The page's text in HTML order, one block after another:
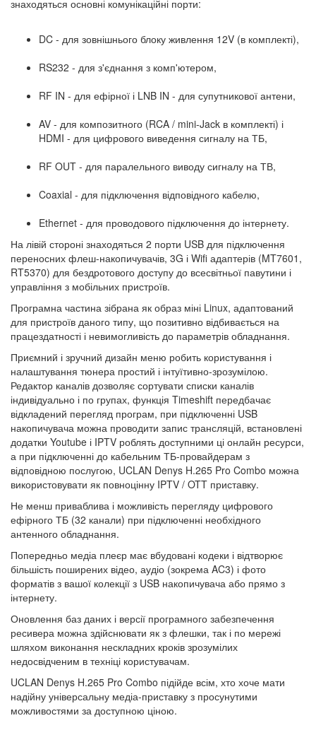
знаходяться основні комунікаційні порти:
DC - для зовнішнього блоку живлення 12V (в комплекті),
RS232 - для з'єднання з комп'ютером,
RF IN - для ефірної і LNB IN - для супутникової антени,
AV - для композитного (RCA / mini-Jack в комплекті) і
HDMI - для цифрового виведення сигналу на ТБ,
RF OUT - для паралельного виводу сигналу на ТВ,
Coaxial - для підключення відповідного кабелю,
Ethernet - для проводового підключення до інтернету.
На лівій стороні знаходяться 2 порти USB для підключення
переносних флеш-накопичувачів, 3G і Wifi адаптерів (MT7601,
RT5370) для бездротового доступу до всесвітньої павутини і
управління з мобільних пристроїв.
Програмна частина зібрана як образ міні Linux, адаптований
для пристроїв даного типу, що позитивно відбивається на
працездатності і невимогливість до параметрів обладнання.
Приємний і зручний дизайн меню робить користування і
налаштування тюнера простий і інтуїтивно-зрозумілою.
Редактор каналів дозволяє сортувати списки каналів
індивідуально і по групах, функція Timeshift передбачає
відкладений перегляд програм, при підключенні USB
накопичувача можна проводити запис трансляцій, встановлені
додатки Youtube і IPTV роблять доступними ці онлайн ресурси,
а при підключенні до кабельним ТБ-провайдерам з
відповідною послугою, UCLAN Denys H.265 Pro Combo можна
використовувати як повноцінну IPTV / OTT приставку.
Не менш приваблива і можливість перегляду цифрового
ефірного ТБ (32 канали) при підключенні необхідного
антенного обладнання.
Попередньо медіа плеєр має вбудовані кодеки і відтворює
більшість поширених відео, аудіо (зокрема AC3) і фото
форматів з вашої колекції з USB накопичувача або прямо з
інтернету.
Оновлення баз даних і версії програмного забезпечення
ресивера можна здійснювати як з флешки, так і по мережі
шляхом виконання нескладних кроків зрозумілих
недосвідченим в техніці користувачам.
UCLAN Denys H.265 Pro Combo підійде всім, хто хоче мати
надійну універсальну медіа-приставку з просунутими
можливостями за доступною ціною.